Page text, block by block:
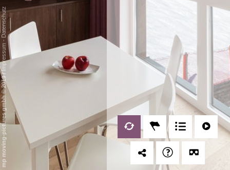
mp moving-pictures gmbh © 2019
/
Impressum
-
Datenschutz